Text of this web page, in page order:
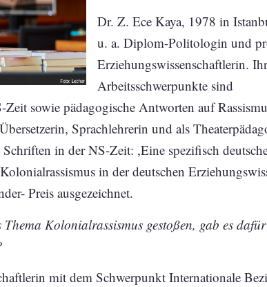
Dr. Z. Ece Kaya, 1978 in
u. a. Diplom-Politologin und
Erziehungswissenschaftlerin.
Arbeitsschwerpunkte sind
sowie pädagogische Antworten auf
Sprachlehrerin und als
in der NS-Zeit: ,Eine spezifisch
in der deutschen
Preis ausgezeichnet.
Kolonialrassismus gestoßen, gab es
mit dem Schwerpunkt Internationale